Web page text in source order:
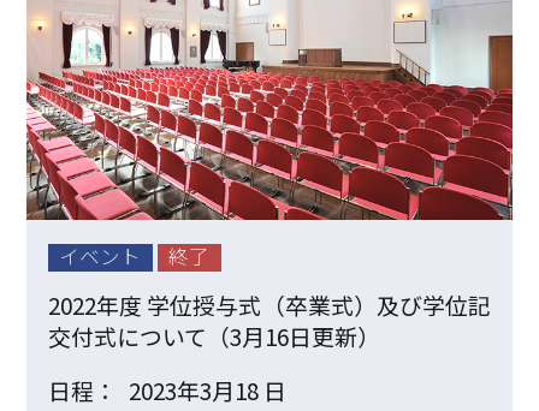
イベント 終了
2022年度 学位授与式（卒業式）及び学位記
交付式について（3月16日更新）
日程：
2023年3月18 日